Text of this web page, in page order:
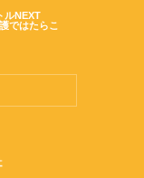
ルNEXT
ではたらこ